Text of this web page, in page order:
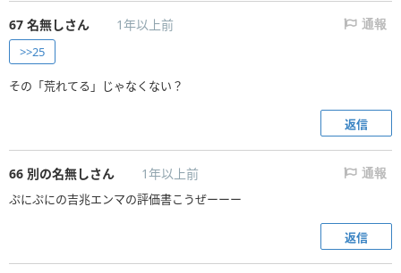
67 名無しさん 1年以上前 通報
>>25
その「荒れてる」じゃなくない？
返信
66 別の名無しさん 1年以上前 通報
ぷにぷにの吉兆エンマの評価書こうぜーーー
返信